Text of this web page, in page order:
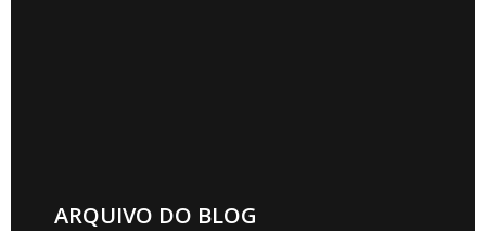
ARQUIVO DO BLOG